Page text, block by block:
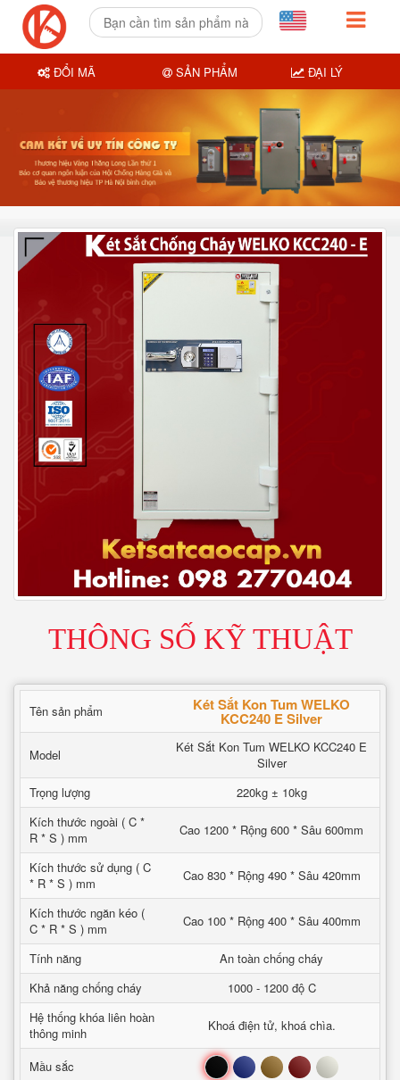
THÔNG SỐ KỸ THUẬT
Tên sản phẩm Két Sắt Kon Tum WELKO
KCC240 E Silver
Model
Két Sắt Kon Tum WELKO KCC240 E
Silver
Trọng lượng
220kg ± 10kg
Kích thước ngoài ( C *
R * S ) mm
Cao 1200 * Rộng 600 * Sâu 600mm
Kích thước sử dụng ( C
* R * S ) mm
Cao 830 * Rộng 490 * Sâu 420mm
Kích thước ngăn kéo (
C * R * S ) mm
Cao 100 * Rộng 400 * Sâu 400mm
Tính năng
An toàn chống cháy
Khả năng chống cháy
1000 - 1200 độ C
Hệ thống khóa liên hoàn
thông minh
Khoá điện tử, khoá chìa.
Mầu sắc Đen Xanh Nâu Đỏ Trắng
ĐỔI MÃ SẢN PHẨM ĐẠI LÝ